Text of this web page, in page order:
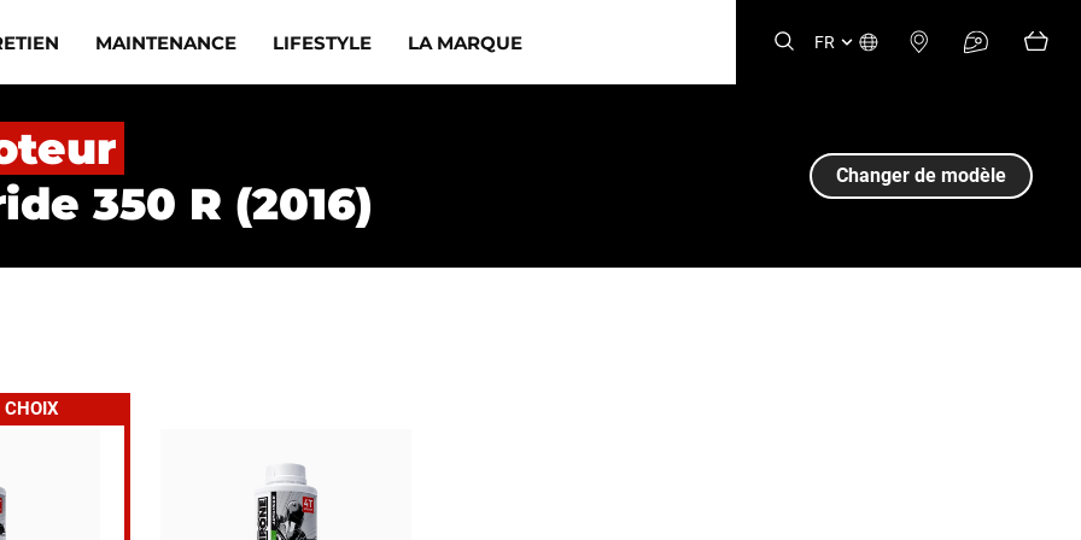
MAINTENANCE LIFESTYLE LA MARQUE FR
350 R (2016)
Changer de modèle
CHOIX